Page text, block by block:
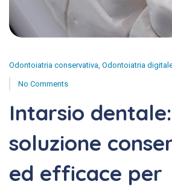
Odontoiatria conservativa Odontoiatria
No Comments
Intarsio
soluzione
ed efficace per